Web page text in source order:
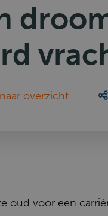
overzicht
oud voor een